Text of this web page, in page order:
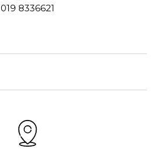
019 8336621